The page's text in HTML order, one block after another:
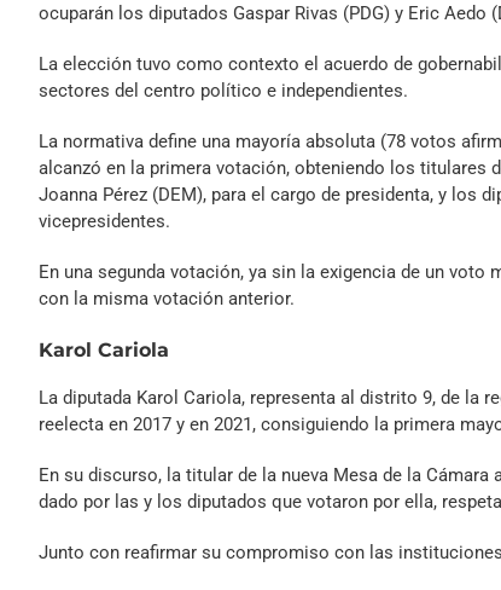
ocuparán los diputados Gaspar Rivas (PDG) y Eric Aedo
La elección tuvo como contexto el acuerdo de
sectores del centro político e independientes.
La normativa define una mayoría absoluta (78 votos
alcanzó en la primera votación, obteniendo los titulares
Joanna Pérez (DEM), para el cargo de presidenta, y los
vicepresidentes.
En una segunda votación, ya sin la exigencia de un
con la misma votación anterior.
Karol Cariola
La diputada Karol Cariola, representa al distrito 9, de la
reelecta en 2017 y en 2021, consiguiendo la primera
En su discurso, la titular de la nueva Mesa de la
dado por las y los diputados que votaron por ella,
Junto con reafirmar su compromiso con las